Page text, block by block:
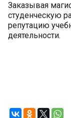
Заказывая
студенческую
репутацию
деятельности.